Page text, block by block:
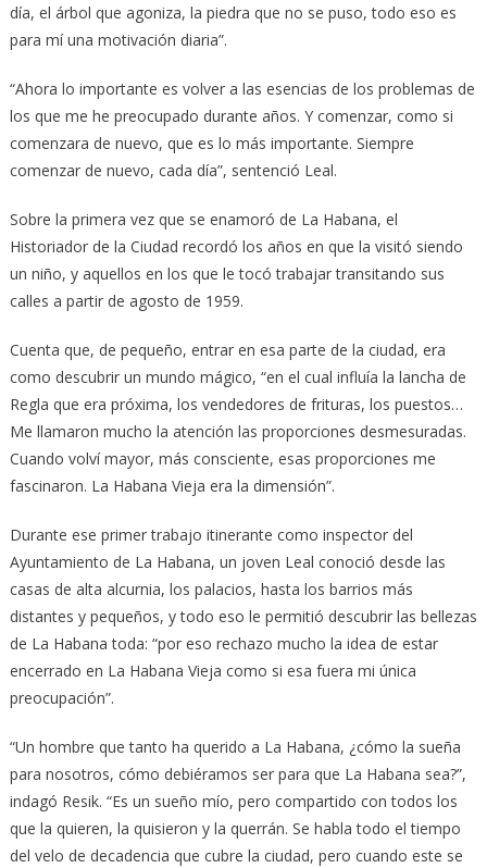
día, el árbol que agoniza, la piedra que no se puso, todo eso es
para mí una motivación diaria”.
“Ahora lo importante es volver a las esencias de los problemas de
los que me he preocupado durante años. Y comenzar, como si
comenzara de nuevo, que es lo más importante. Siempre
comenzar de nuevo, cada día”, sentenció Leal.
Sobre la primera vez que se enamoró de La Habana, el
Historiador de la Ciudad recordó los años en que la visitó siendo
un niño, y aquellos en los que le tocó trabajar transitando sus
calles a partir de agosto de 1959.
Cuenta que, de pequeño, entrar en esa parte de la ciudad, era
como descubrir un mundo mágico, “en el cual influía la lancha de
Regla que era próxima, los vendedores de frituras, los puestos…
Me llamaron mucho la atención las proporciones desmesuradas.
Cuando volví mayor, más consciente, esas proporciones me
fascinaron. La Habana Vieja era la dimensión”.
Durante ese primer trabajo itinerante como inspector del
Ayuntamiento de La Habana, un joven Leal conoció desde las
casas de alta alcurnia, los palacios, hasta los barrios más
distantes y pequeños, y todo eso le permitió descubrir las bellezas
de La Habana toda: “por eso rechazo mucho la idea de estar
encerrado en La Habana Vieja como si esa fuera mi única
preocupación”.
“Un hombre que tanto ha querido a La Habana, ¿cómo la sueña
para nosotros, cómo debiéramos ser para que La Habana sea?”,
indagó Resik. “Es un sueño mío, pero compartido con todos los
que la quieren, la quisieron y la querrán. Se habla todo el tiempo
del velo de decadencia que cubre la ciudad, pero cuando este se